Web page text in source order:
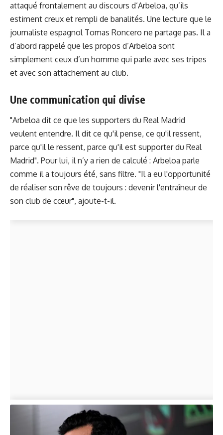
attaqué frontalement au discours d’Arbeloa, qu’ils
estiment creux et rempli de banalités. Une lecture que le
journaliste espagnol Tomas Roncero ne partage pas. Il a
d’abord rappelé que les propos d’Arbeloa sont
simplement ceux d’un homme qui parle avec ses tripes
et avec son attachement au club.
Une communication qui divise
"Arbeloa dit ce que les supporters du Real Madrid
veulent entendre. Il dit ce qu'il pense, ce qu'il ressent,
parce qu'il le ressent, parce qu'il est supporter du Real
Madrid". Pour lui, il n’y a rien de calculé : Arbeloa parle
comme il a toujours été, sans filtre. "Il a eu l'opportunité
de réaliser son rêve de toujours : devenir l'entraîneur de
son club de cœur", ajoute-t-il.